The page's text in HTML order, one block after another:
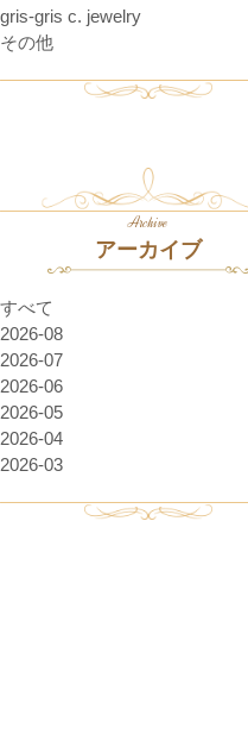
gris-gris c. jewelry
その他
Archive
アーカイブ
すべて
2026-08
2026-07
2026-06
2026-05
2026-04
2026-03